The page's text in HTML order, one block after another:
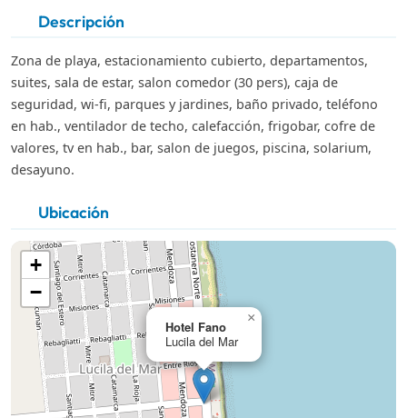
Descripción
Zona de playa, estacionamiento cubierto, departamentos,
suites, sala de estar, salon comedor (30 pers), caja de
seguridad, wi-fi, parques y jardines, baño privado, teléfono
en hab., ventilador de techo, calefacción, frigobar, cofre de
valores, tv en hab., bar, salon de juegos, piscina, solarium,
desayuno.
Ubicación
Hotel Fano
Lucila del Mar
×
+
−